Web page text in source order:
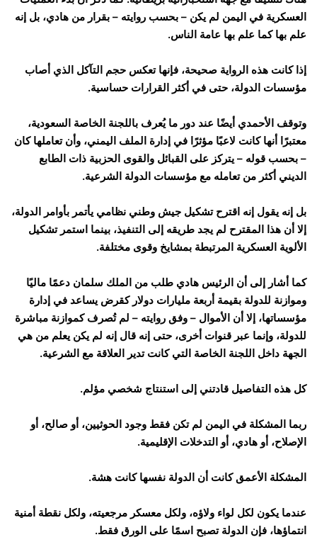
العسكرية في اليمن لم يكن – بحسب روايته – بقرار من هادي، بل إنه
علم بها كما علم بها عامة الناس.
إذا كانت هذه الرواية صحيحة، فإنها تعكس حجم التآكل الذي أصاب
مؤسسات الدولة، حتى في أكثر القرارات حساسية.
وتوقف الأحمدي أيضًا عند دور ما يُعرف باللجنة الخاصة السعودية،
معتبرًا أنها كانت لاعبًا مؤثرًا في إدارة الملف اليمني، وأن تعاملها كان
– بحسب قوله – يتركز على القبائل والقوى الحزبية ذات الطابع
الديني أكثر من تعامله مع مؤسسات الدولة الشرعية.
بل إنه يقول إنه اقترح تشكيل جيش وطني نظامي يأتمر بأوامر الدولة،
إلا أن هذا المقترح لم يجد طريقه إلى التنفيذ، بينما استمر تشكيل
الألوية العسكرية المرتبطة بمشايخ وقوى مختلفة.
كما أشار إلى أن الرئيس هادي طلب من الملك سلمان دعمًا ماليًا
وموازنة للدولة بقيمة أربعة مليارات دولار كقرض يساعد في إدارة
مؤسساتها، إلا أن الأموال – وفق روايته – لم تُصرف كموازنة مباشرة
للدولة، وإنما عبر قنوات أخرى، حتى إنه قال إنه لم يكن يعلم من هي
الجهة داخل اللجنة الخاصة التي كانت تدير العلاقة مع الشرعية.
كل هذه التفاصيل قادتني إلى استنتاج شخصي مؤلم.
ربما المشكلة في اليمن لم تكن فقط وجود الحوثيين، أو صالح، أو
الإصلاح، أو هادي، أو التدخلات الإقليمية.
المشكلة الأعمق كانت أن الدولة نفسها كانت هشة.
عندما يكون لكل لواء ولاؤه، ولكل معسكر مرجعيته، ولكل نقطة أمنية
انتماؤها، فإن الدولة تصبح اسمًا على الورق فقط.